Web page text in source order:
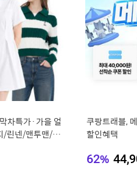
차특가·가을 얼
/린넨/맨투맨/슬
쿠팡트래블,
할인혜택
62%